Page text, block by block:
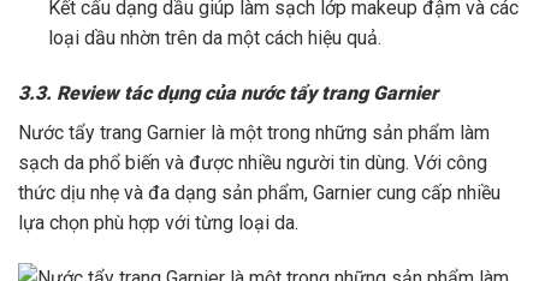
Kết cấu dạng dầu giúp làm sạch lớp makeup đậm và các
loại dầu nhờn trên da một cách hiệu quả.
3.3. Review tác dụng của nước tẩy trang Garnier
Nước tẩy trang Garnier là một trong những sản phẩm làm
sạch da phổ biến và được nhiều người tin dùng. Với công
thức dịu nhẹ và đa dạng sản phẩm, Garnier cung cấp nhiều
lựa chọn phù hợp với từng loại da.